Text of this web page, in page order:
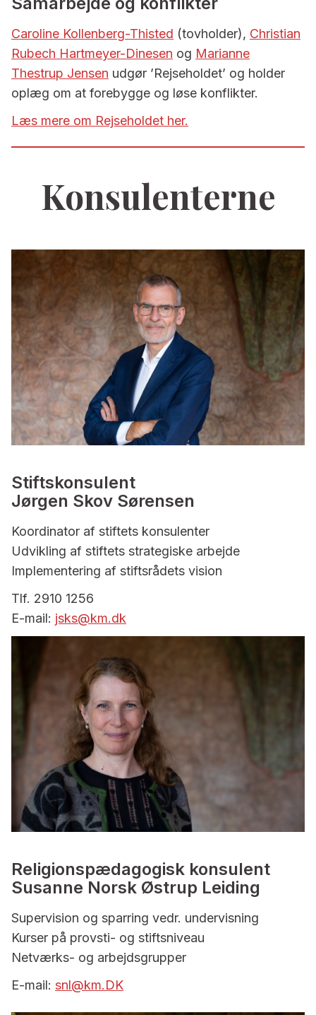
Caroline Kollenberg-Thisted (tovholder), Christian
Rubech Hartmeyer-Dinesen og Marianne
Thestrup Jensen udgør ’Rejseholdet’ og holder
oplæg om at forebygge og løse konflikter.
Læs mere om Rejseholdet her.
Konsulenterne
Stiftskonsulent
Jørgen Skov Sørensen
Koordinator af stiftets konsulenter
Udvikling af stiftets strategiske arbejde
Implementering af stiftsrådets vision
Tlf. 2910 1256
E-mail: jsks@km.dk
Religionspædagogisk konsulent
Susanne Norsk Østrup Leiding
Supervision og sparring vedr. undervisning
Kurser på provsti- og stiftsniveau
Netværks- og arbejdsgrupper
E-mail: snl@km.DK